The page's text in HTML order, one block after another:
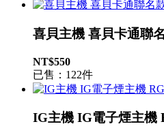
喜貝主機 喜貝卡通聯
NT$550
已售：122件
IG主機 IG電子煙主機